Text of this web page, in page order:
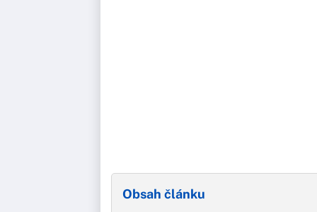
Obsah článku